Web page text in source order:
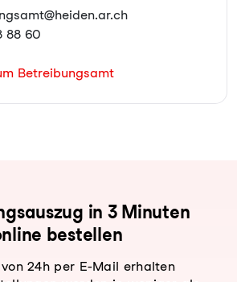
88 60
Betreibungsamt
in 3 Minuten
bestellen
24h per E-Mail erhalten